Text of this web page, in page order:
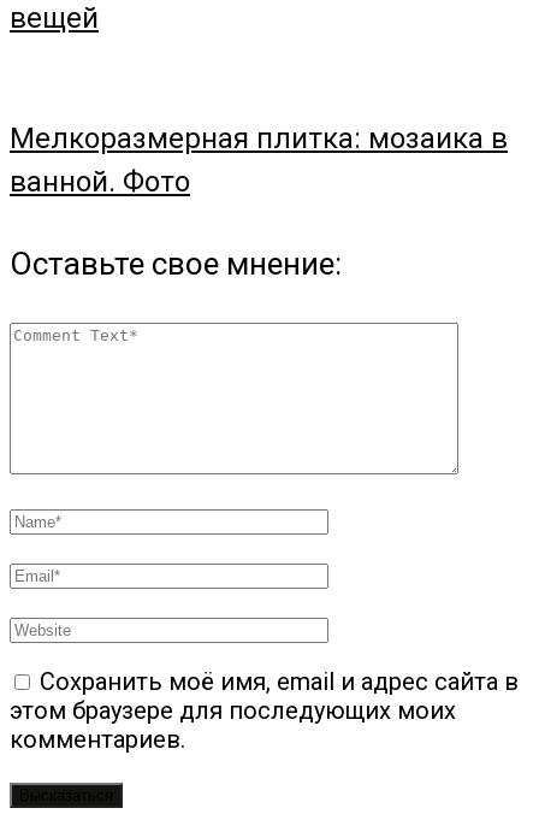
вещей
Мелкоразмерная плитка: мозаика в
ванной. Фото
Оставьте свое мнение:
Сохранить моё имя, email и адрес сайта в
этом браузере для последующих моих
комментариев.